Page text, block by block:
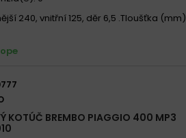
240, vnitřní 125, děr 6,5 .Tloušťka (mm)
KOTÚČ BREMBO PIAGGIO 400 MP3